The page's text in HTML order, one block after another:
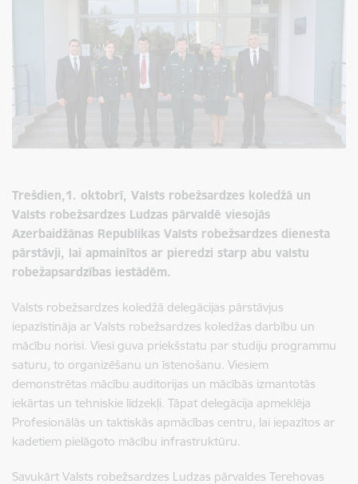
Trešdien,1. oktobrī, Valsts robežsardzes koledžā un
Valsts robežsardzes Ludzas pārvaldē viesojās
Azerbaidžānas Republikas Valsts robežsardzes dienesta
pārstāvji, lai apmainītos ar pieredzi starp abu valstu
robežapsardzības iestādēm.
Valsts robežsardzes koledžā delegācijas pārstāvjus
iepazīstināja ar Valsts robežsardzes koledžas darbību un
mācību norisi. Viesi guva priekšstatu par studiju programmu
saturu, to organizēšanu un īstenošanu. Viesiem
demonstrētas mācību auditorijas un mācībās izmantotās
iekārtas un tehniskie līdzekļi. Tāpat delegācija apmeklēja
Profesionālās un taktiskās apmācības centru, lai iepazītos ar
kadetiem pielāgoto mācību infrastruktūru.
Savukārt Valsts robežsardzes Ludzas pārvaldes Terehovas